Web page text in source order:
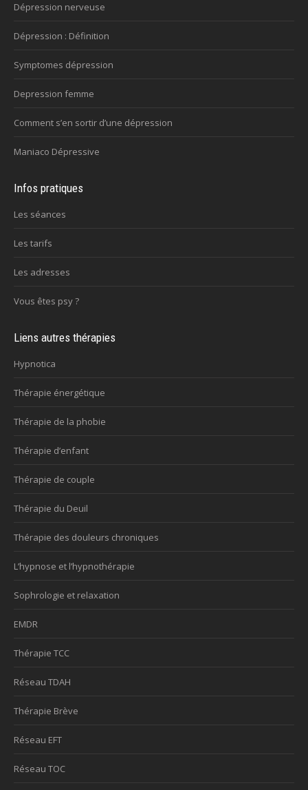
Dépression nerveuse
Dépression : Définition
Symptomes dépression
Depression femme
Comment s’en sortir d’une dépression
Maniaco Dépressive
Infos pratiques
Les séances
Les tarifs
Les adresses
Vous êtes psy ?
Liens autres thérapies
Hypnotica
Thérapie énergétique
Thérapie de la phobie
Thérapie d’enfant
Thérapie de couple
Thérapie du Deuil
Thérapie des douleurs chroniques
L’hypnose et l’hypnothérapie
Sophrologie et relaxation
EMDR
Thérapie TCC
Réseau TDAH
Thérapie Brève
Réseau EFT
Réseau TOC